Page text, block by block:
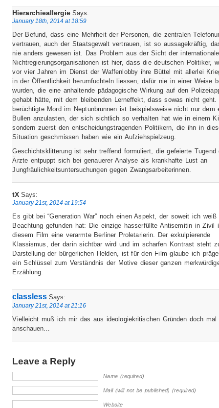
Hierarchieallergie Says:
January 18th, 2014 at 18:59
Der Befund, dass eine Mehrheit der Personen, die zentralen
vertrauen, auch der Staatsgewalt vertrauen, ist so aussagekräftig,
nie anders gewesen ist. Das Problem aus der Sicht der
Nichtregierungsorganisationen ist hier, dass die deutschen Politiker,
vor vier Jahren im Dienst der Waffenlobby ihre Büttel mit allerlei
in der Öffentlichkeit herumfuchteln liessen, dafür nie in einer Weise
wurden, die eine anhaltende pädagogische Wirkung auf den
gehabt hätte, mit dem bleibenden Lerneffekt, dass sowas nicht geht.
berüchtigte Mord im Neptunbrunnen ist beispielsweise nicht nur dem
Bullen anzulasten, der sich sichtlich so verhalten hat wie in einem
sondern zuerst den entscheidungstragenden Politikern, die ihn in
Situation geschmissen haben wie ein Aufziehspielzeug.
Geschichtsklitterung ist sehr treffend formuliert, die gefeierte Tugend
Ärzte entpuppt sich bei genauerer Analyse als krankhafte Lust an
Jungfräulichkeitsuntersuchungen gegen Zwangsarbeiterinnen.
tX Says:
January 21st, 2014 at 19:54
Es gibt bei “Generation War” noch einen Aspekt, der soweit ich weiß
Beachtung gefunden hat: Die einzige hasserfüllte Antisemitin in Zivil
diesem Film eine verarmte Berliner Proletarierin. Der exkulpierende
Klassismus, der darin sichtbar wird und im scharfen Kontrast steht
Darstellung der bürgerlichen Helden, ist für den Film glaube ich
ein Schlüssel zum Verständnis der Motive dieser ganzen
Erzählung.
classless Says:
January 21st, 2014 at 21:16
Vielleicht muß ich mir das aus ideologiekritischen Gründen doch mal
anschauen…
Leave a Reply
Name (required)
Mail (will not be published) (required)
Website